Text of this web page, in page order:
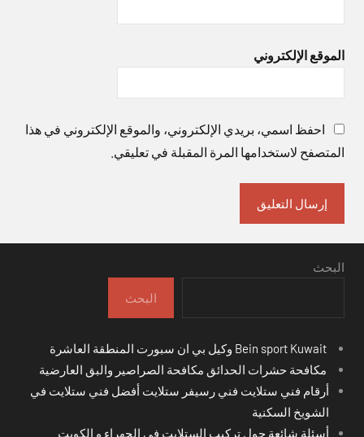
الموقع الإلكتروني
احفظ اسمي، بريدي الإلكتروني، والموقع الإلكتروني في هذا
المتصفح لاستخدامها المرة المقبلة في تعليقي.
البحث
البحث
مكافحة حشرات الحدائق مكافحة الصراصير والبق العارضية
أرقام فني ستلايت فني رسيفر ستلايت أفضل فني ستلايت في
الشويخ السكنية
أسئلة شائعة حول تركيب الستلايت في الجهراء و الكويت